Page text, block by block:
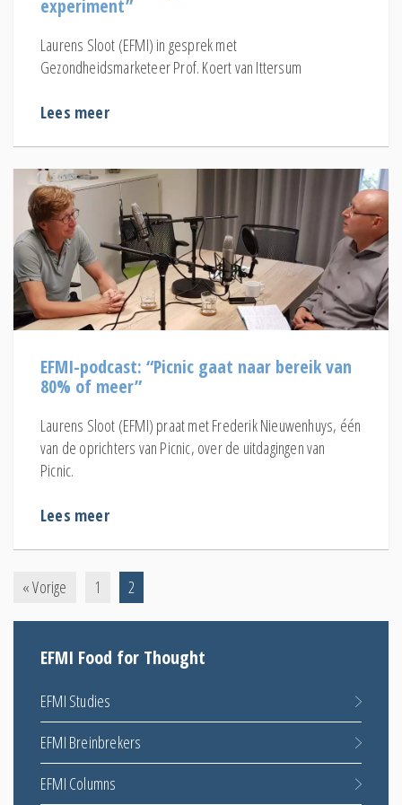
experiment”
Laurens Sloot (EFMI) in gesprek met
Gezondheidsmarketeer Prof. Koert van Ittersum
Lees meer
EFMI-podcast: “Picnic gaat naar bereik van
80% of meer”
Laurens Sloot (EFMI) praat met Frederik Nieuwenhuys, één
van de oprichters van Picnic, over de uitdagingen van
Picnic.
Lees meer
« Vorige 1 2
EFMI Food for Thought
EFMI Studies
EFMI Breinbrekers
EFMI Columns